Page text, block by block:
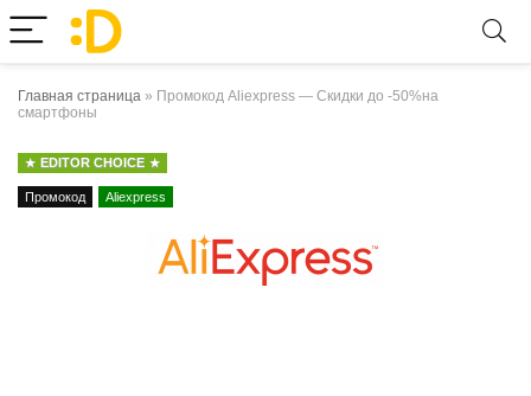
Главная страница » Промокод Aliexpress — Скидки до -50%на
смартфоны
EDITOR CHOICE
Промокод Aliexpress